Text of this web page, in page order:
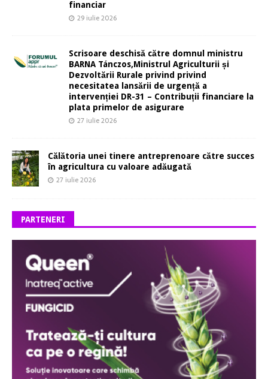
financiar
29 iulie 2026
Scrisoare deschisă către domnul ministru
BARNA Tánczos,Ministrul Agriculturii și
Dezvoltării Rurale privind privind
necesitatea lansării de urgență a
intervenției DR-31 – Contribuții financiare la
plata primelor de asigurare
27 iulie 2026
Călătoria unei tinere antreprenoare către succes
în agricultura cu valoare adăugată
27 iulie 2026
PARTENERI